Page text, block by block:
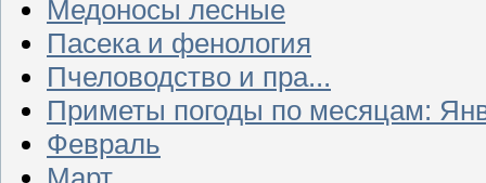
Медоносы лесные
Пасека и фенология
Пчеловодство и пра...
Приметы погоды по месяцам:
Февраль